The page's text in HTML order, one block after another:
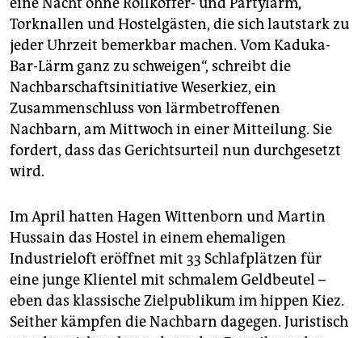
Torknallen und Hostelgästen, die sich lautstark zu
jeder Uhrzeit bemerkbar machen. Vom Kaduka-
Bar-Lärm ganz zu schweigen“, schreibt die
Nachbarschaftsinitiative Weserkiez, ein
Zusammenschluss von lärmbetroffenen
Nachbarn, am Mittwoch in einer Mitteilung. Sie
fordert, dass das Gerichtsurteil nun durchgesetzt
wird.
Im April hatten Hagen Wittenborn und Martin
Hussain das Hostel in einem ehemaligen
Industrieloft eröffnet mit 33 Schlafplätzen für
eine junge Klientel mit schmalem Geldbeutel –
eben das klassische Zielpublikum im hippen Kiez.
Seither kämpfen die Nachbarn dagegen. Juristisch